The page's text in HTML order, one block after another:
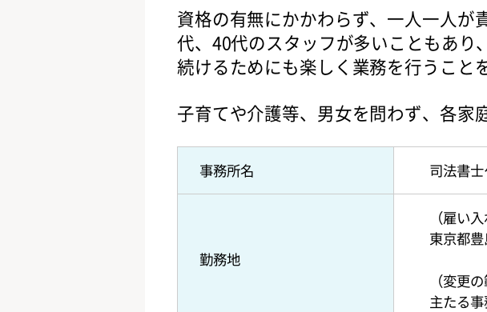
資格の有無にかかわらず、一人一人が
代、40代のスタッフが多いこともあり
続けるためにも楽しく業務を行うこと
子育てや介護等、男女を問わず、各家
事務所名 司法書
勤務地
（雇い
東京都
（変更の
主たる